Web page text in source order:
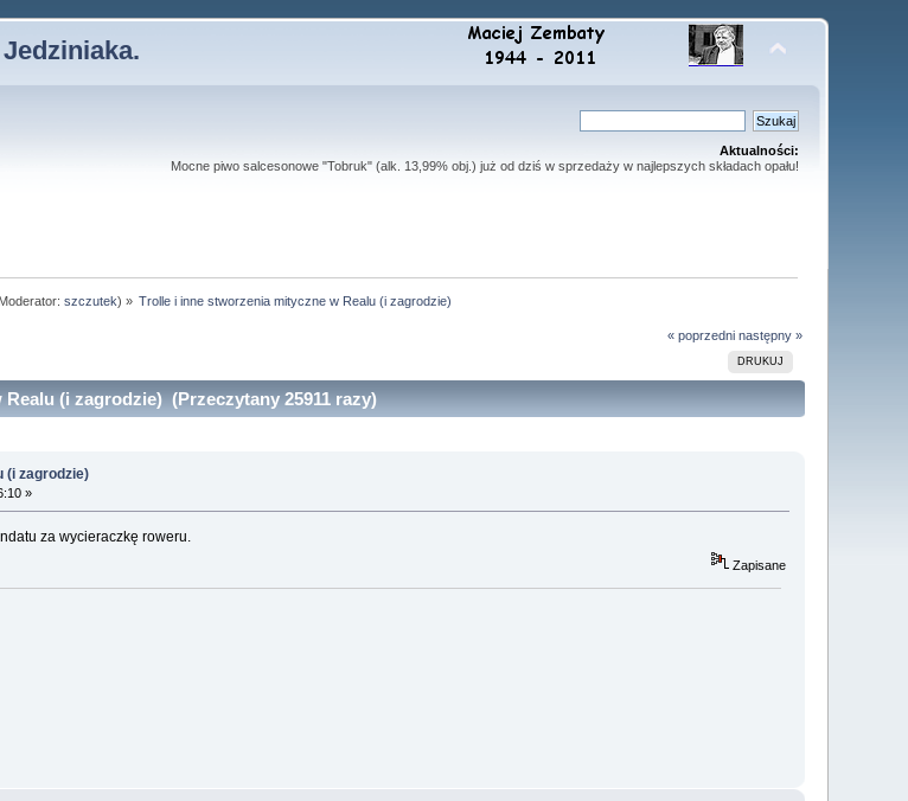
Aktualności:
Mocne piwo salcesonowe "Tobruk" (alk. 13,99% obj.) już od dziś w sprzedaży w najlepszych składach opału!
szczutek) » Trolle i inne stworzenia mityczne w Realu (i zagrodzie)
« poprzedni następny »
DRUKUJ
(i zagrodzie) (Przeczytany 25911 razy)
(i zagrodzie)
»
za wycieraczkę roweru.
Zapisane